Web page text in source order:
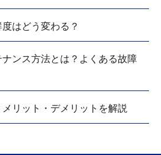
はどう変わる？
ンス方法とは？よくある故障
リット・デメリットを解説